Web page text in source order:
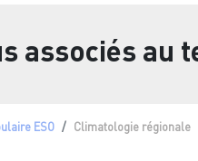
associés au
ESO Climatologie régionale